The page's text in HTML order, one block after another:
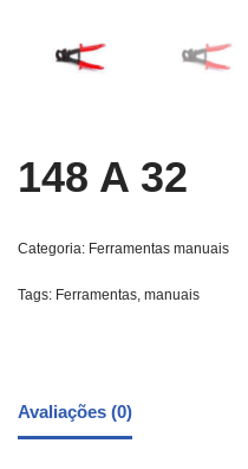
148 A 32
Categoria: Ferramentas manuais
Tags: Ferramentas manuais
Avaliações (0)